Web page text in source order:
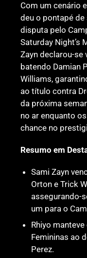
Com um cenário
deu o pontapé
disputa pelo
Saturday Night’s
Zayn declarou-se
batendo Damian
Williams,
ao título contra
da próxima
no ar enquanto
chance no
Resumo em
Sami Zayn
Orton e Trick
assegurando-
um para o
Rhiyo
Femininas ao
Perez.